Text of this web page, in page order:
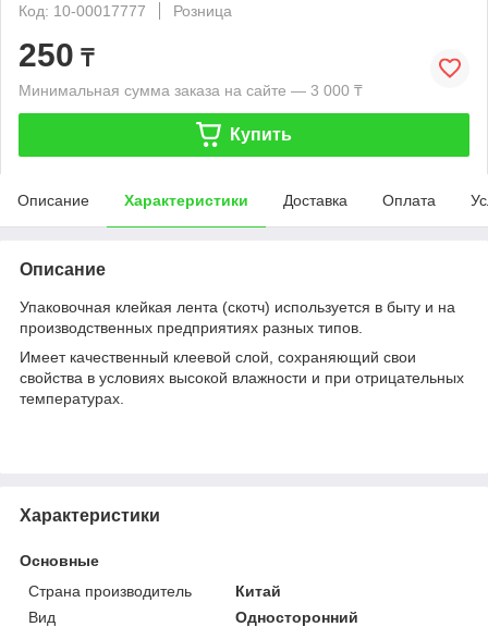
Код: 10-00017777
Розница
250 ₸
Минимальная сумма заказа на сайте — 3 000 ₸
Купить
Описание Характеристики Доставка Оплата
Описание
Упаковочная клейкая лента (скотч) используется в быту и на
производственных предприятиях разных типов.
Имеет качественный клеевой слой, сохраняющий свои
свойства в условиях высокой влажности и при отрицательных
температурах.
Характеристики
Основные
Страна производитель
Китай
Вид
Односторонний